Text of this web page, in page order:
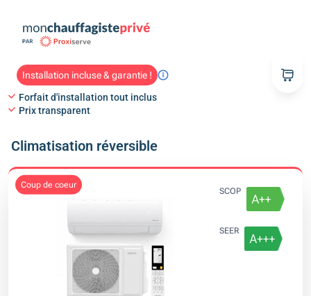
Installation incluse & garantie !
Forfait d'installation tout inclus
Prix transparent
Climatisation réversible
coup de coeur
SCOP
SEER